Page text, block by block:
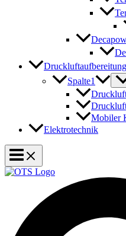
Druckluftaufbereitung
Spalte1
Mobiler
Elektrotechnik